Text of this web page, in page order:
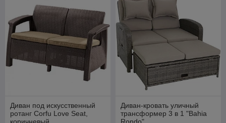
Диван под искусственный
ротанг Corfu Love Seat,
Диван-кровать уличный
трансформер 3 в 1 "Bahia